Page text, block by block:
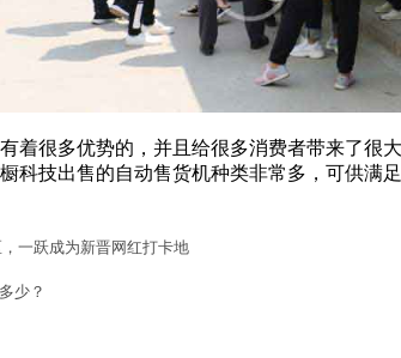
着很多优势的，并且给很多消费者带来了很
科技出售的自动售货机种类非常多，可供满
一跃成为新晋网红打卡地
少？